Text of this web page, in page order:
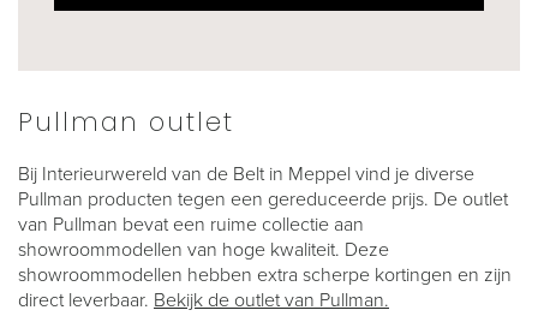
Pullman outlet
Bij Interieurwereld van de Belt in Meppel vind je diverse
Pullman producten tegen een gereduceerde prijs. De outlet
van Pullman bevat een ruime collectie aan
showroommodellen van hoge kwaliteit. Deze
showroommodellen hebben extra scherpe kortingen en zijn
direct leverbaar. Bekijk de outlet van Pullman.